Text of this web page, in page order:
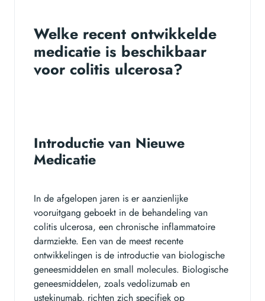
Welke recent ontwikkelde
medicatie is beschikbaar
voor colitis ulcerosa?
Introductie van Nieuwe
Medicatie
In de afgelopen jaren is er aanzienlijke
vooruitgang geboekt in de behandeling van
colitis ulcerosa, een chronische inflammatoire
darmziekte. Een van de meest recente
ontwikkelingen is de introductie van biologische
geneesmiddelen en small molecules. Biologische
geneesmiddelen, zoals vedolizumab en
ustekinumab, richten zich specifiek op